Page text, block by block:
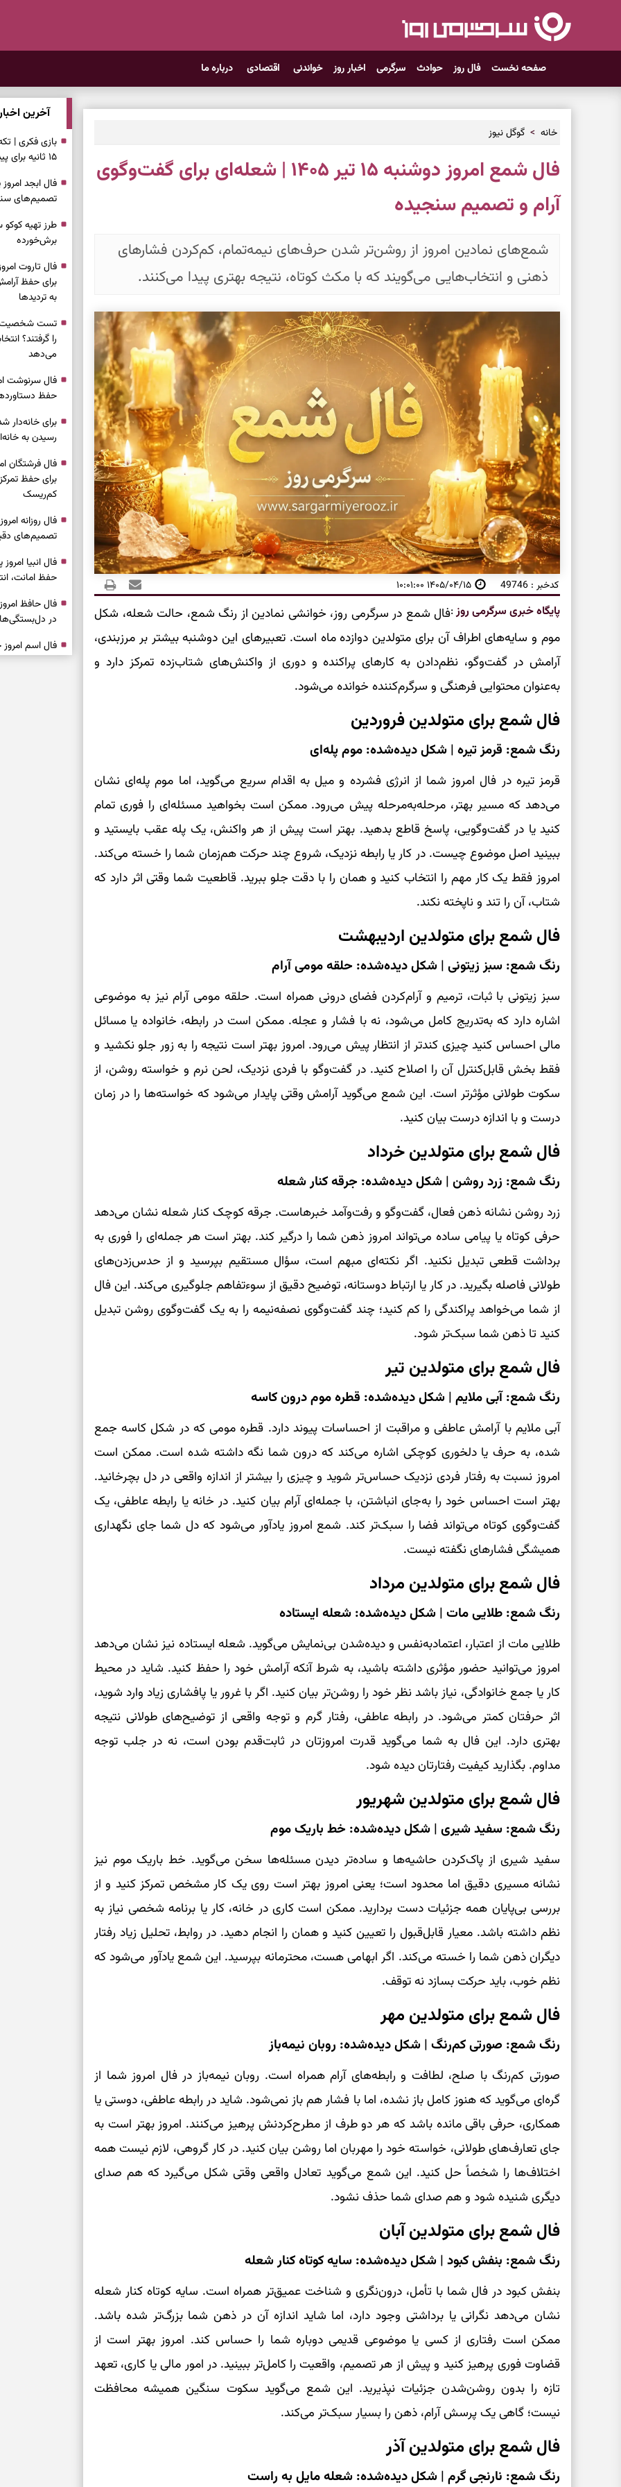
صفحه نخست فال روز حوادث سرگرمی اخبار روز خواندنی اقتصادی درباره ما
خانه گوگل نیوز
فال شمع امروز دوشنبه ۱۵ تیر ۱۴۰۵ | شعله‌ای برای گفت‌وگوی
آرام و تصمیم سنجیده
شمع‌های نمادین امروز از روشن‌تر شدن حرف‌های نیمه‌تمام، کم‌کردن فشارهای
ذهنی و انتخاب‌هایی می‌گویند که با مکث کوتاه، نتیجه بهتری پیدا می‌کنند.
کدخبر : 49746 ۱۴۰۵/۰۴/۱۵ ۱۰:۰۱:۰۰
پایگاه خبری سرگرمی روز:فال شمع در سرگرمی روز، خوانشی نمادین از رنگ شمع، حالت شعله، شکل
موم و سایه‌های اطراف آن برای متولدین دوازده ماه است. تعبیرهای این دوشنبه بیشتر بر مرزبندی،
آرامش در گفت‌وگو، نظم‌دادن به کارهای پراکنده و دوری از واکنش‌های شتاب‌زده تمرکز دارد و
به‌عنوان محتوایی فرهنگی و سرگرم‌کننده خوانده می‌شود.
فال شمع برای متولدین فروردین
رنگ شمع: قرمز تیره | شکل دیده‌شده: موم پله‌ای
قرمز تیره در فال امروز شما از انرژی فشرده و میل به اقدام سریع می‌گوید، اما موم پله‌ای نشان
می‌دهد که مسیر بهتر، مرحله‌به‌مرحله پیش می‌رود. ممکن است بخواهید مسئله‌ای را فوری تمام
کنید یا در گفت‌وگویی، پاسخ قاطع بدهید. بهتر است پیش از هر واکنش، یک پله عقب بایستید و
ببینید اصل موضوع چیست. در کار یا رابطه نزدیک، شروع چند حرکت هم‌زمان شما را خسته می‌کند.
امروز فقط یک کار مهم را انتخاب کنید و همان را با دقت جلو ببرید. قاطعیت شما وقتی اثر دارد که
شتاب، آن را تند و ناپخته نکند.
فال شمع برای متولدین اردیبهشت
رنگ شمع: سبز زیتونی | شکل دیده‌شده: حلقه مومی آرام
سبز زیتونی با ثبات، ترمیم و آرام‌کردن فضای درونی همراه است. حلقه مومی آرام نیز به موضوعی
اشاره دارد که به‌تدریج کامل می‌شود، نه با فشار و عجله. ممکن است در رابطه، خانواده یا مسائل
مالی احساس کنید چیزی کندتر از انتظار پیش می‌رود. امروز بهتر است نتیجه را به زور جلو نکشید و
فقط بخش قابل‌کنترل آن را اصلاح کنید. در گفت‌وگو با فردی نزدیک، لحن نرم و خواسته روشن، از
سکوت طولانی مؤثرتر است. این شمع می‌گوید آرامش وقتی پایدار می‌شود که خواسته‌ها را در زمان
درست و با اندازه درست بیان کنید.
فال شمع برای متولدین خرداد
رنگ شمع: زرد روشن | شکل دیده‌شده: جرقه کنار شعله
زرد روشن نشانه ذهن فعال، گفت‌وگو و رفت‌وآمد خبرهاست. جرقه کوچک کنار شعله نشان می‌دهد
حرفی کوتاه یا پیامی ساده می‌تواند امروز ذهن شما را درگیر کند. بهتر است هر جمله‌ای را فوری به
برداشت قطعی تبدیل نکنید. اگر نکته‌ای مبهم است، سؤال مستقیم بپرسید و از حدس‌زدن‌های
طولانی فاصله بگیرید. در کار یا ارتباط دوستانه، توضیح دقیق از سوءتفاهم جلوگیری می‌کند. این فال
از شما می‌خواهد پراکندگی را کم کنید؛ چند گفت‌وگوی نصفه‌نیمه را به یک گفت‌وگوی روشن تبدیل
کنید تا ذهن شما سبک‌تر شود.
فال شمع برای متولدین تیر
رنگ شمع: آبی ملایم | شکل دیده‌شده: قطره موم درون کاسه
آبی ملایم با آرامش عاطفی و مراقبت از احساسات پیوند دارد. قطره مومی که در شکل کاسه جمع
شده، به حرف یا دلخوری کوچکی اشاره می‌کند که درون شما نگه داشته شده است. ممکن است
امروز نسبت به رفتار فردی نزدیک حساس‌تر شوید و چیزی را بیشتر از اندازه واقعی در دل بچرخانید.
بهتر است احساس خود را به‌جای انباشتن، با جمله‌ای آرام بیان کنید. در خانه یا رابطه عاطفی، یک
گفت‌وگوی کوتاه می‌تواند فضا را سبک‌تر کند. شمع امروز یادآور می‌شود که دل شما جای نگهداری
همیشگی فشارهای نگفته نیست.
فال شمع برای متولدین مرداد
رنگ شمع: طلایی مات | شکل دیده‌شده: شعله ایستاده
طلایی مات از اعتبار، اعتمادبه‌نفس و دیده‌شدن بی‌نمایش می‌گوید. شعله ایستاده نیز نشان می‌دهد
امروز می‌توانید حضور مؤثری داشته باشید، به شرط آنکه آرامش خود را حفظ کنید. شاید در محیط
کار یا جمع خانوادگی، نیاز باشد نظر خود را روشن‌تر بیان کنید. اگر با غرور یا پافشاری زیاد وارد شوید،
اثر حرفتان کمتر می‌شود. در رابطه عاطفی، رفتار گرم و توجه واقعی از توضیح‌های طولانی نتیجه
بهتری دارد. این فال به شما می‌گوید قدرت امروزتان در ثابت‌قدم بودن است، نه در جلب توجه
مداوم. بگذارید کیفیت رفتارتان دیده شود.
فال شمع برای متولدین شهریور
رنگ شمع: سفید شیری | شکل دیده‌شده: خط باریک موم
سفید شیری از پاک‌کردن حاشیه‌ها و ساده‌تر دیدن مسئله‌ها سخن می‌گوید. خط باریک موم نیز
نشانه مسیری دقیق اما محدود است؛ یعنی امروز بهتر است روی یک کار مشخص تمرکز کنید و از
بررسی بی‌پایان همه جزئیات دست بردارید. ممکن است کاری در خانه، کار یا برنامه شخصی نیاز به
نظم داشته باشد. معیار قابل‌قبول را تعیین کنید و همان را انجام دهید. در روابط، تحلیل زیاد رفتار
دیگران ذهن شما را خسته می‌کند. اگر ابهامی هست، محترمانه بپرسید. این شمع یادآور می‌شود که
نظم خوب، باید حرکت بسازد نه توقف.
فال شمع برای متولدین مهر
رنگ شمع: صورتی کم‌رنگ | شکل دیده‌شده: روبان نیمه‌باز
صورتی کم‌رنگ با صلح، لطافت و رابطه‌های آرام همراه است. روبان نیمه‌باز در فال امروز شما از
گره‌ای می‌گوید که هنوز کامل باز نشده، اما با فشار هم باز نمی‌شود. شاید در رابطه عاطفی، دوستی یا
همکاری، حرفی باقی مانده باشد که هر دو طرف از مطرح‌کردنش پرهیز می‌کنند. امروز بهتر است به
جای تعارف‌های طولانی، خواسته خود را مهربان اما روشن بیان کنید. در کار گروهی، لازم نیست همه
اختلاف‌ها را شخصاً حل کنید. این شمع می‌گوید تعادل واقعی وقتی شکل می‌گیرد که هم صدای
دیگری شنیده شود و هم صدای شما حذف نشود.
فال شمع برای متولدین آبان
رنگ شمع: بنفش کبود | شکل دیده‌شده: سایه کوتاه کنار شعله
بنفش کبود در فال شما با تأمل، درون‌نگری و شناخت عمیق‌تر همراه است. سایه کوتاه کنار شعله
نشان می‌دهد نگرانی یا برداشتی وجود دارد، اما شاید اندازه آن در ذهن شما بزرگ‌تر شده باشد.
ممکن است رفتاری از کسی یا موضوعی قدیمی دوباره شما را حساس کند. امروز بهتر است از
قضاوت فوری پرهیز کنید و پیش از هر تصمیم، واقعیت را کامل‌تر ببینید. در امور مالی یا کاری، تعهد
تازه را بدون روشن‌شدن جزئیات نپذیرید. این شمع می‌گوید سکوت سنگین همیشه محافظت
نیست؛ گاهی یک پرسش آرام، ذهن را بسیار سبک‌تر می‌کند.
فال شمع برای متولدین آذر
رنگ شمع: نارنجی گرم | شکل دیده‌شده: شعله مایل به راست
آخرین
بازی فکری |
۱۵ ثانیه برای پیداکردنش وقت دارید
تصمیم‌های
طرز تهیه
برش‌خورده
برای حفظ
به تردیدها
تست شخصیت
را گرفتند؟
می‌دهد
حفظ
برای خانه‌دار
رسیدن به
برای حفظ
کم‌ریسک
تصمیم‌های
حفظ امانت،
در
درباره حضور